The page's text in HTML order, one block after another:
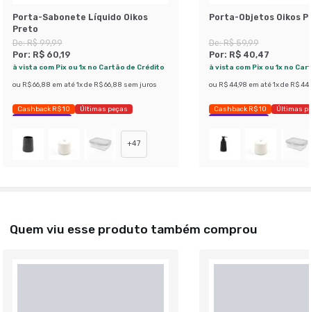
Porta-Sabonete Líquido Oikos
Preto
De:R$ 99,99
Por: R$ 60,19
à vista com Pix ou 1x no Cartão de Crédito
ou R$ 66,88 em até 1x de R$ 66,88 sem juros
Cashback R$ 10
Últimas peças
Economize 39%
+47
Porta-Objetos Oikos
De:R$ 59,99
Por: R$ 40,47
à vista com Pix ou 1x no
ou R$ 44,98 em até 1x de R$
Cashback R$ 10
Últimas
Economize 32%
Quem viu esse produto também comprou